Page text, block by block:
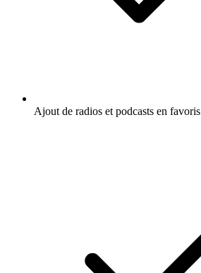
Ajout de radios et podcasts en favoris